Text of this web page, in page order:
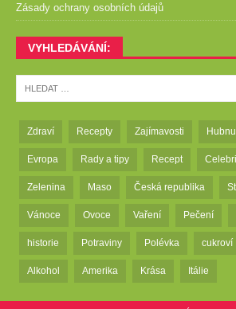
Zásady ochrany osobních údajů
VYHLEDÁVÁNÍ:
Zdraví Recepty Zajímavosti
Evropa Rady a tipy Recept
Zelenina Maso Česká republika
Vánoce Ovoce Vaření Pečení
historie Potraviny Polévka cukroví
Alkohol Amerika Krása Itálie